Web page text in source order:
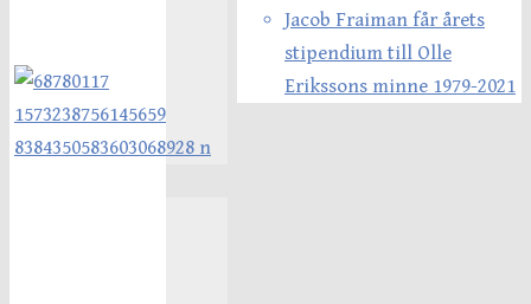
Jacob Fraiman får årets
stipendium till Olle
Erikssons minne 1979-2021